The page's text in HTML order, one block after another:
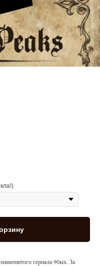
сериала 90ых. За